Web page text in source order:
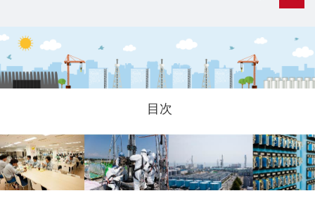
目次